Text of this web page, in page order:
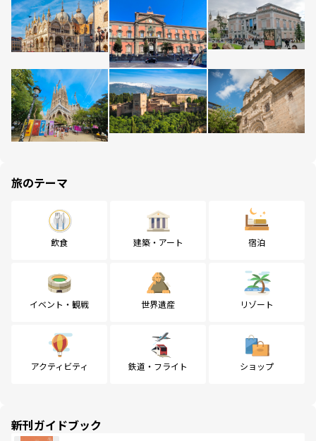
旅のテーマ
飲食 建築・アート 宿泊
イベント・観戦 世界遺産 リゾート
アクティビティ 鉄道・フライト ショップ
新刊ガイドブック